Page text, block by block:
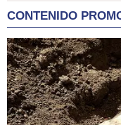
CONTENIDO